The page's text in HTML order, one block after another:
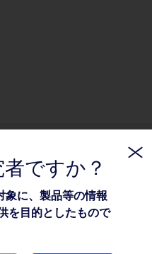
関連情報
ですか？
象に、製品等の情報
を目的としたもので